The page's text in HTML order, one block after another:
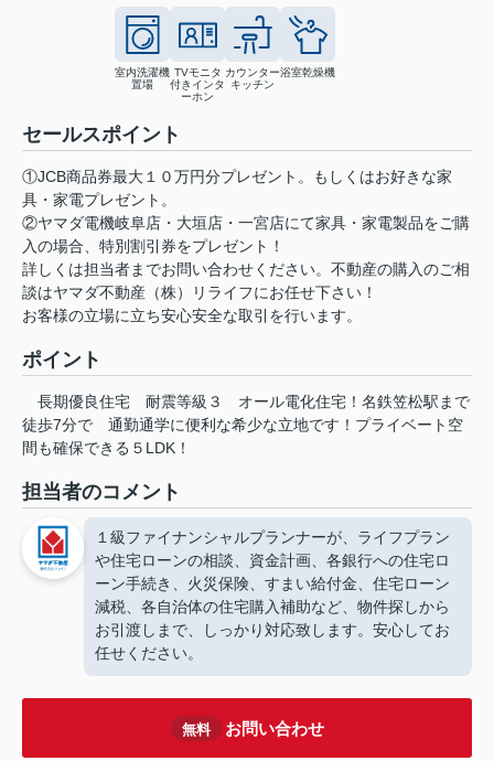
室内洗濯機
置場
TVモニタ
付きインタ
ーホン
カウンター
キッチン
浴室乾燥機
セールスポイント
①JCB商品券最大１０万円分プレゼント。もしくはお好きな家
具・家電プレゼント。
②ヤマダ電機岐阜店・大垣店・一宮店にて家具・家電製品をご購
入の場合、特別割引券をプレゼント！
詳しくは担当者までお問い合わせください。不動産の購入のご相
談はヤマダ不動産（株）リライフにお任せ下さい！
お客様の立場に立ち安心安全な取引を行います。
ポイント
長期優良住宅 耐震等級３
オール電化住宅！名鉄笠松駅まで
徒歩7分で
通勤通学に便利な希少な立地です！プライベート空
間も確保できる５LDK！
担当者のコメント
１級ファイナンシャルプランナーが、ライフプラン
や住宅ローンの相談、資金計画、各銀行への住宅ロ
ーン手続き、火災保険、すまい給付金、住宅ローン
減税、各自治体の住宅購入補助など、物件探しから
お引渡しまで、しっかり対応致します。安心してお
任せください。
無料 お問い合わせ